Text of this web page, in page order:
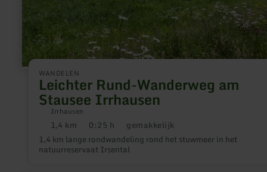
WANDELEN
Leichter Rund-Wanderweg am
Stausee Irrhausen
Irrhausen
Afstand:
1,4 km Duur:
0:25 h Moeilijkheidsgraad:
gemakkelijk
1,4 km lange rondwandeling rond het stuwmeer in het
natuurreservaat Irsental